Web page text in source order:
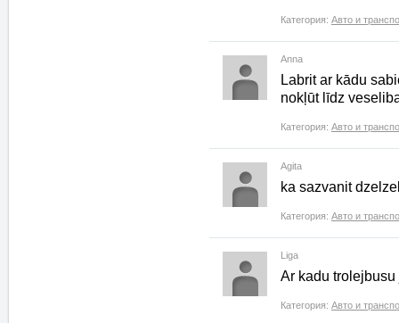
Категория: Авто и
Anna
Labrit ar kādu
nokļūt līdz
Категория: Авто и
Agita
ka sazvanit
Категория: Авто и
Liga
Ar kadu
Категория: Авто и